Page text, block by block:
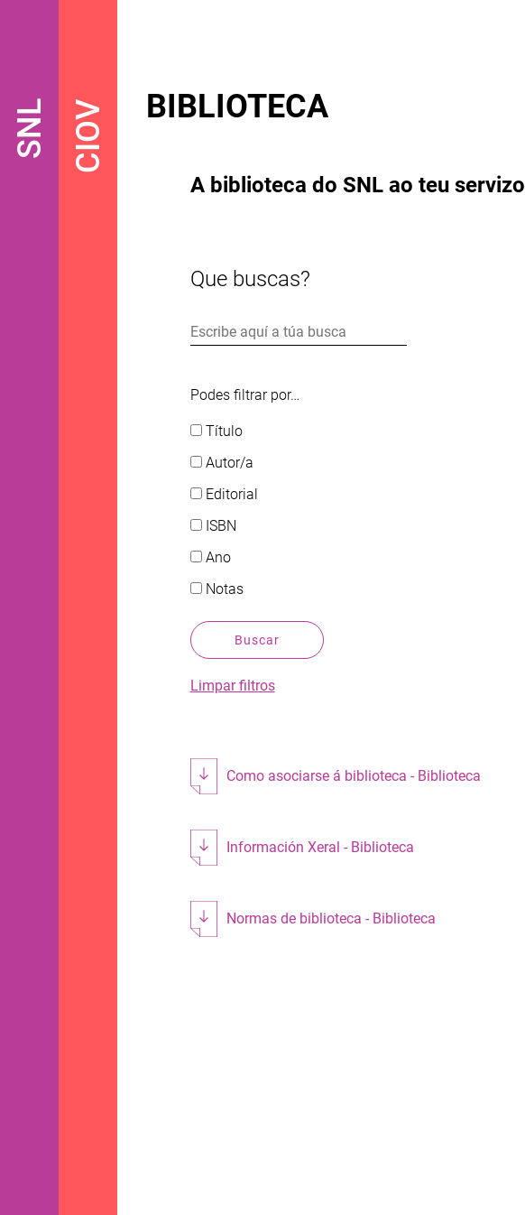
BIBLIOTECA
SNL CIOV
A biblioteca do SNL ao teu servizo
Que buscas?
Podes filtrar por…
Título
Autor/a
Editorial
ISBN
Ano
Notas
Buscar
Limpar filtros
Como asociarse á biblioteca - Biblioteca
Información Xeral - Biblioteca
Normas de biblioteca - Biblioteca